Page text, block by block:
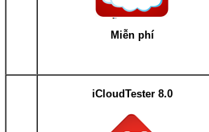
Miễn phí
iCloudTester 8.0